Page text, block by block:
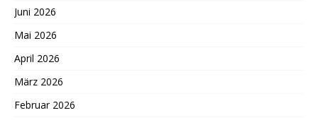
Juni 2026
Mai 2026
April 2026
März 2026
Februar 2026